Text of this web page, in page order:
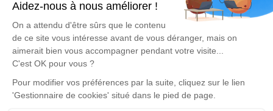
Un service de plantation d’arbre hommage estdisponible